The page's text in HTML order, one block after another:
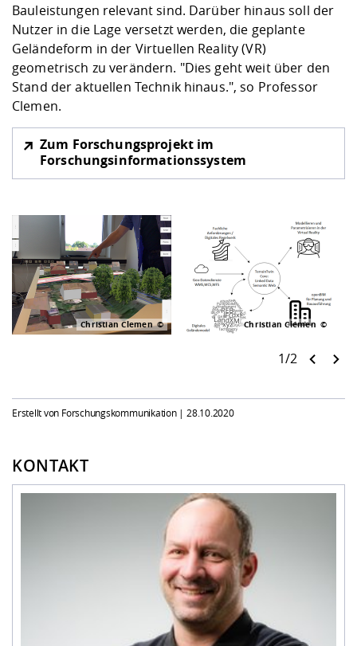
Bauleistungen relevant sind. Darüber hinaus soll der
Nutzer in die Lage versetzt werden, die geplante
Geländeform in der Virtuellen Reality (VR)
geometrisch zu verändern. "Dies geht weit über den
Stand der aktuellen Technik hinaus.", so Professor
Clemen.
Zum Forschungsprojekt im
Forschungsinformationssystem
Christian Clemen Christian Clemen
1/2
Erstellt von Forschungskommunikation |28.10.2020
KONTAKT